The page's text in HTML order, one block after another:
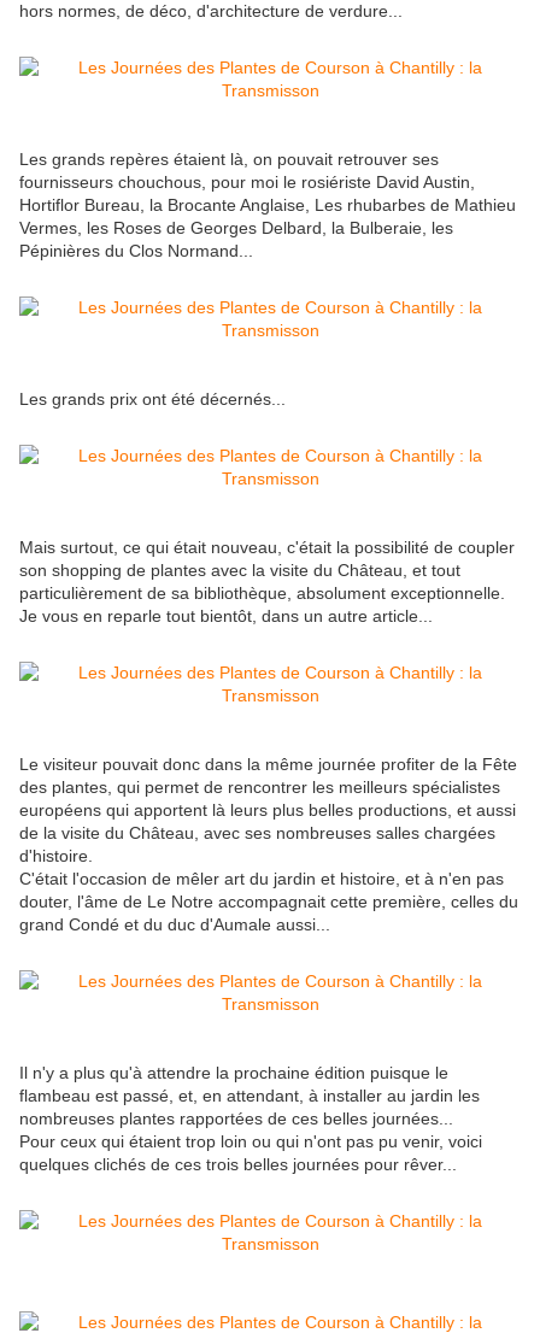
hors normes, de déco, d'architecture de verdure...
Les grands repères étaient là, on pouvait retrouver ses
fournisseurs chouchous, pour moi le rosiériste David Austin,
Hortiflor Bureau, la Brocante Anglaise, Les rhubarbes de Mathieu
Vermes, les Roses de Georges Delbard, la Bulberaie, les
Pépinières du Clos Normand...
Les grands prix ont été décernés...
Mais surtout, ce qui était nouveau, c'était la possibilité de coupler
son shopping de plantes avec la visite du Château, et tout
particulièrement de sa bibliothèque, absolument exceptionnelle.
Je vous en reparle tout bientôt, dans un autre article...
Le visiteur pouvait donc dans la même journée profiter de la Fête
des plantes, qui permet de rencontrer les meilleurs spécialistes
européens qui apportent là leurs plus belles productions, et aussi
de la visite du Château, avec ses nombreuses salles chargées
d'histoire.
C'était l'occasion de mêler art du jardin et histoire, et à n'en pas
douter, l'âme de Le Notre accompagnait cette première, celles du
grand Condé et du duc d'Aumale aussi...
Il n'y a plus qu'à attendre la prochaine édition puisque le
flambeau est passé, et, en attendant, à installer au jardin les
nombreuses plantes rapportées de ces belles journées...
Pour ceux qui étaient trop loin ou qui n'ont pas pu venir, voici
quelques clichés de ces trois belles journées pour rêver...